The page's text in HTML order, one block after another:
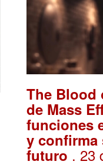
The Blood
de Mass
funciones
y confirma
futuro . 23